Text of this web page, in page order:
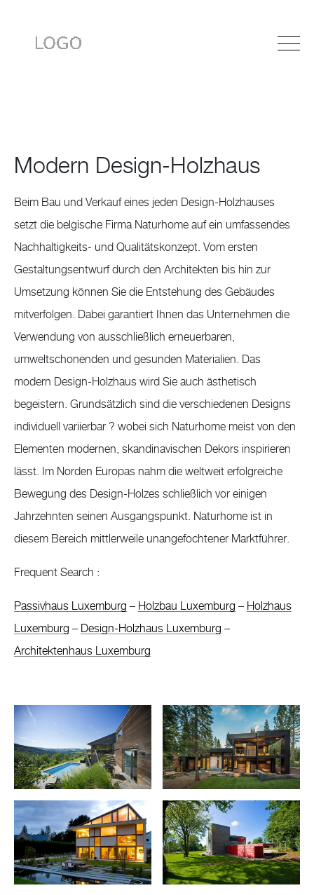
Modern Design-Holzhaus
Beim Bau und Verkauf eines jeden Design-Holzhauses
setzt die belgische Firma Naturhome auf ein umfassendes
Nachhaltigkeits- und Qualitätskonzept. Vom ersten
Gestaltungsentwurf durch den Architekten bis hin zur
Umsetzung können Sie die Entstehung des Gebäudes
mitverfolgen. Dabei garantiert Ihnen das Unternehmen die
Verwendung von ausschließlich erneuerbaren,
umweltschonenden und gesunden Materialien. Das
modern Design-Holzhaus wird Sie auch ästhetisch
begeistern. Grundsätzlich sind die verschiedenen Designs
individuell variierbar ? wobei sich Naturhome meist von den
Elementen modernen, skandinavischen Dekors inspirieren
lässt. Im Norden Europas nahm die weltweit erfolgreiche
Bewegung des Design-Holzes schließlich vor einigen
Jahrzehnten seinen Ausgangspunkt. Naturhome ist in
diesem Bereich mittlerweile unangefochtener Marktführer.
Frequent Search :
Passivhaus Luxemburg – Holzbau Luxemburg – Holzhaus
Luxemburg – Design-Holzhaus Luxemburg –
Architektenhaus Luxemburg